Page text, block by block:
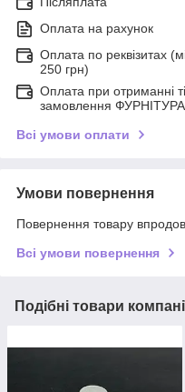
Оплата на рахунок
Оплата по реквізитах
250 грн)
Оплата при отриманні
замовлення
Всі умови оплати
Умови повернення
Повернення товару
Всі умови повернення
Подібні товари